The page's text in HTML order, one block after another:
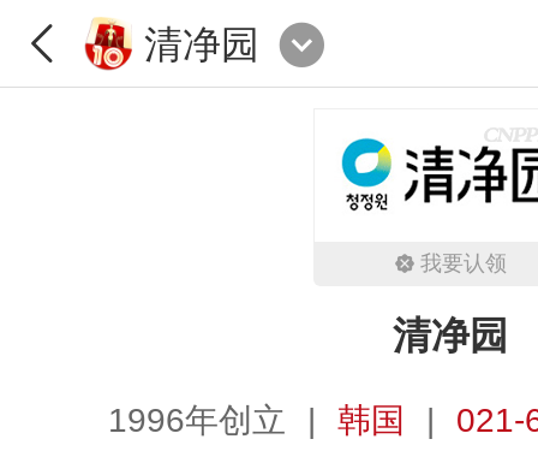
清净园
我要认领
清净园
1996年创立 韩国
021-